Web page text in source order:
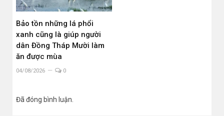
Bảo tồn những lá phổi
xanh cũng là giúp người
dân Đồng Tháp Mười làm
ăn được mùa
04/08/2026 0
Đã đóng bình luận.